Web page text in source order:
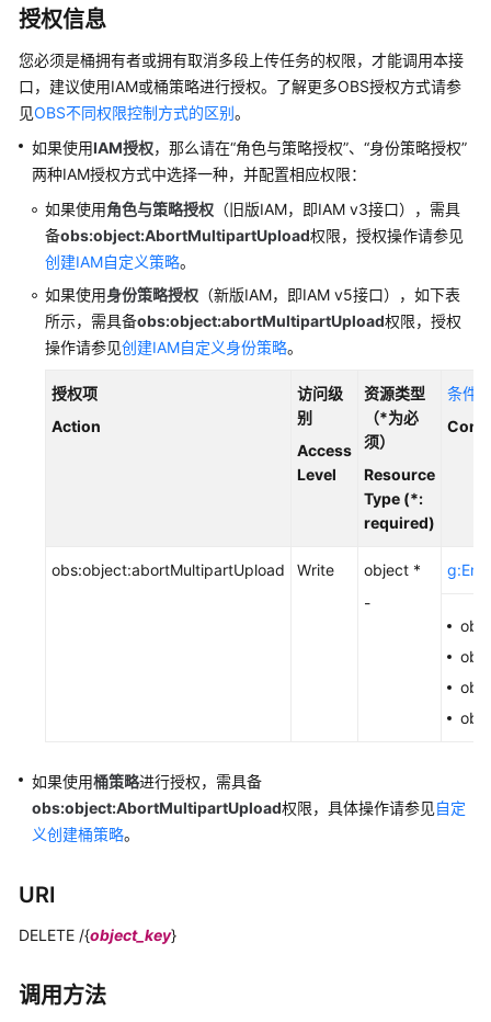
品
介
绍
计
说
明
快
速
门
用
指
南
指
最
佳
实
践
API
考
使
授权信息
您必须是桶拥有者或拥有取消多段上传任务的权限，才能调用本接
口，建议使用IAM或桶策略进行授权。了解更多OBS授权方式请参
见OBS不同权限控制方式的区别。
如果使用IAM授权，那么请在“角色与策略授权”、“身份策略授权”
两种IAM授权方式中选择一种，并配置相应权限：
如果使用角色与策略授权 （旧版IAM，即IAM v3接口）， 需具
备obs:object:AbortMultipartUpload权限，授权操作请参见
创建IAM自定义策略。
如果使用身份策略授权 （新版IAM，即IAM v5接口），如下表
所示， 需具备obs:object:abortMultipartUpload权限，授权
操作请参见创建IAM自定义身份策略。
授权项
Action
访问级
别
Access
Level
资源类型
（*为必
须）
Resource
Type (*:
required)
条件
obs:object:abortMultipartUpload Write
object *
-
如果使用桶策略进行授权， 需具备
obs:object:AbortMultipartUpload权限，具体操作请参见自定
义创建桶策略。
URI
DELETE /{object_key}
调用方法